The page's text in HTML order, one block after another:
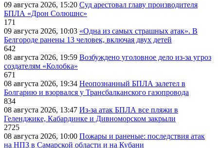
09 августа 2026, 15:20 Суд арестовал главу производителя
БПЛА «Дрон Солюшнс»
171
09 августа 2026, 10:03 «Одна из самых страшных атак». В
Белгороде ранены 13 человек, включая двух детей
642
08 августа 2026, 19:59 Возбуждено уголовное дело из-за угроз
создателям «Колобка»
671
08 августа 2026, 19:34 Неопознанный БПЛА залетел в
Болгарию и взорвался у Трансбалканского газопровода
834
08 августа 2026, 13:47 Из-за атак БПЛА все пляжи в
Геленджике, Кабардинке и Дивноморском закрыли
2725
08 августа 2026, 10:00 Пожары и раненые: последствия атак
на НПЗ в Самарской области и на Кубани